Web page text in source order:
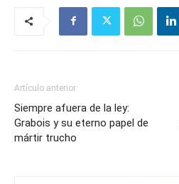
Artículo anterior
Siempre afuera de la ley:
Grabois y su eterno papel de
mártir trucho